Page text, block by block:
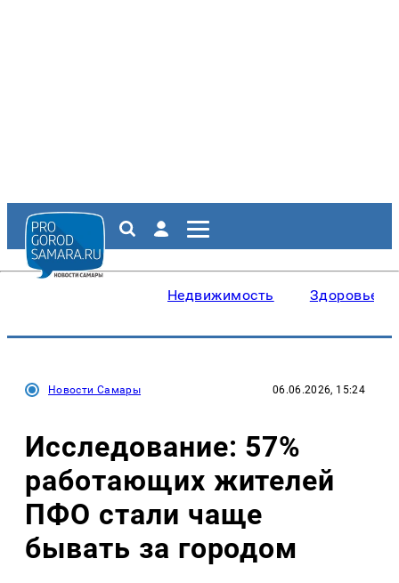
Недвижимость Здоровье
Новости Самары 06.06.2026, 15:24
Исследование: 57%
работающих жителей
ПФО стали чаще
бывать за городом